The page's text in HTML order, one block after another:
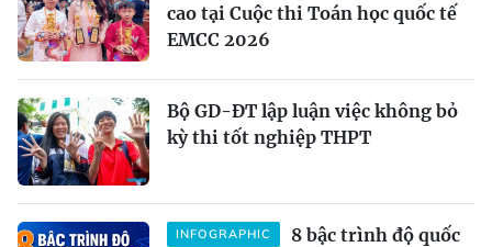
cao tại Cuộc thi Toán học quốc tế
EMCC 2026
Bộ GD-ĐT lập luận việc không bỏ
kỳ thi tốt nghiệp THPT
INFOGRAPHIC
8 bậc trình độ quốc